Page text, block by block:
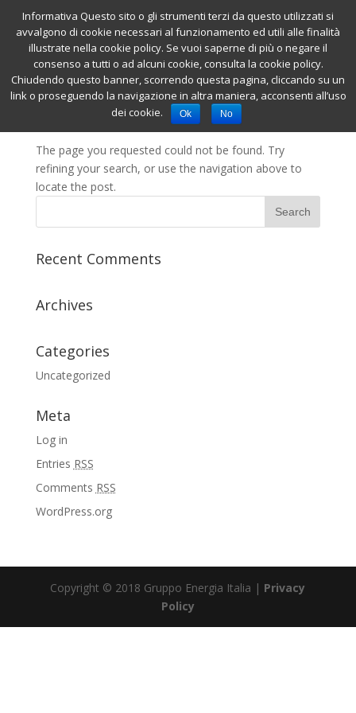
No Results Found
The page you requested could not be found. Try
refining your search, or use the navigation above to
locate the post.
Recent Comments
Archives
Categories
Uncategorized
Meta
Log in
Entries RSS
Comments RSS
WordPress.org
Copyright © 2018 Gruppo Energia Italia | Privacy
Policy
Informativa Questo sito o gli strumenti terzi da questo utilizzati si
avvalgono di cookie necessari al funzionamento ed utili alle finalità
illustrate nella cookie policy. Se vuoi saperne di più o negare il
consenso a tutti o ad alcuni cookie, consulta la cookie policy.
Chiudendo questo banner, scorrendo questa pagina, cliccando su un
link o proseguendo la navigazione in altra maniera, acconsenti all’uso
dei cookie.
Ok No